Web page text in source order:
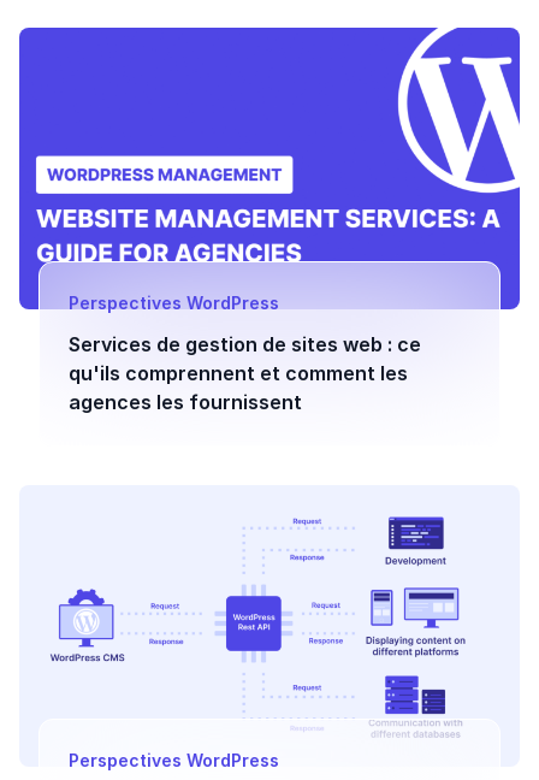
Perspectives WordPress
Services de gestion de sites web : ce
qu'ils comprennent et comment les
agences les fournissent
Perspectives WordPress